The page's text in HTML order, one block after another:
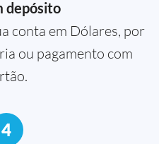
depósito
conta em Dólares, por
ou pagamento com
4